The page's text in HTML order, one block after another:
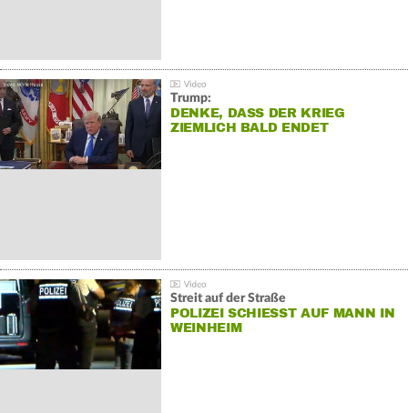
Trump:
DENKE, DASS DER KRIEG
ZIEMLICH BALD ENDET
Streit auf der Straße
POLIZEI SCHIESST AUF MANN IN W
EINHEIM